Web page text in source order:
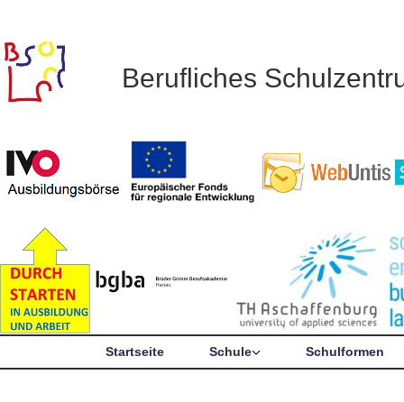
Berufliches
Startseite Schule Schulformen